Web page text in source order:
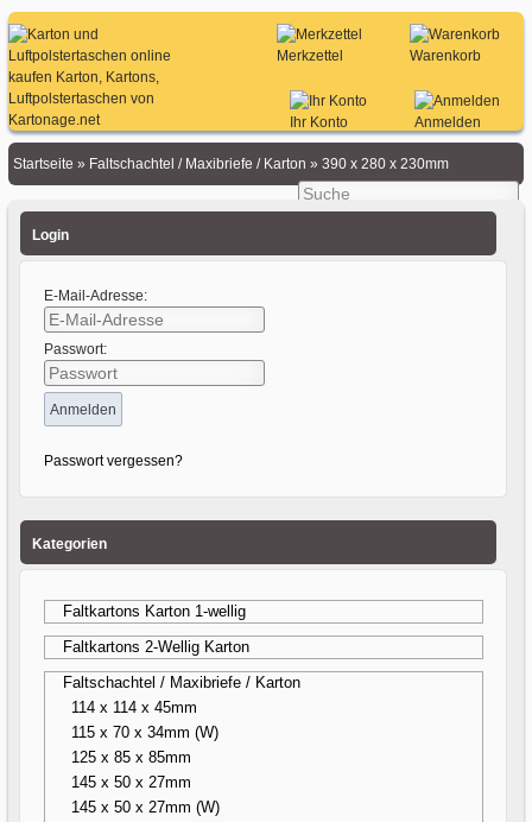
Warenkorb
Merkzettel
Anmelden
Ihr Konto
Startseite » Faltschachtel / Maxibriefe / Karton »390 x 280 x 230mm
Login
E-Mail-Adresse:
Passwort:
Passwort vergessen?
Kategorien
Faltkartons Karton 1-wellig
Faltkartons 2-Wellig Karton
Faltschachtel / Maxibriefe / Karton
114 x 114 x 45mm
115 x 70 x 34mm (W)
125 x 85 x 85mm
145 x 50 x 27mm
145 x 50 x 27mm (W)